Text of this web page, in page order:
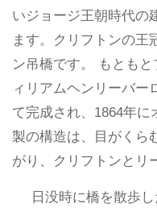
いジョージ王朝時代の
ます。クリフトンの王
ン吊橋です。 もとも
ィリアムヘンリーバー
て完成され、1864年
製の構造は、目がくら
がり、クリフトンとリ
日没時に橋を散歩